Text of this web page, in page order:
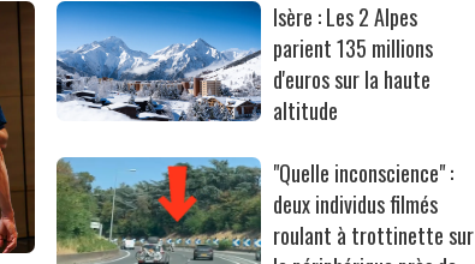
Isère : Les 2 Alpes
parient 135 millions
d'euros sur la haute
altitude
"Quelle inconscience" :
deux individus filmés
roulant à trottinette sur